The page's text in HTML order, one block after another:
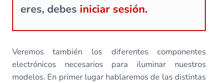
eres, debes iniciar sesión.
Veremos también los diferentes componentes
electrónicos necesarios para iluminar nuestros
modelos. En primer lugar hablaremos de las distintas